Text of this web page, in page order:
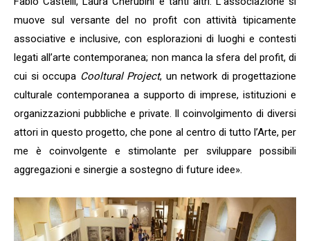
muove sul versante del no profit con attività tipicamente
associative e inclusive, con esplorazioni di luoghi e contesti
legati all’arte contemporanea; non manca la sfera del profit, di
cui si occupa Cooltural Project, un network di progettazione
culturale contemporanea a supporto di imprese, istituzioni e
organizzazioni pubbliche e private. Il coinvolgimento di diversi
attori in questo progetto, che pone al centro di tutto l’Arte, per
me è coinvolgente e stimolante per sviluppare possibili
aggregazioni e sinergie a sostegno di future idee».